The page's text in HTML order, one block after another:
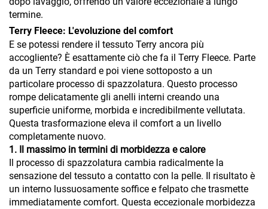
termine.
Terry Fleece: L'evoluzione del comfort
E se potessi rendere il tessuto Terry ancora più
accogliente? È esattamente ciò che fa il Terry Fleece. Parte
da un Terry standard e poi viene sottoposto a un
particolare processo di spazzolatura. Questo processo
rompe delicatamente gli anelli interni creando una
superficie uniforme, morbida e incredibilmente vellutata.
Questa trasformazione eleva il comfort a un livello
completamente nuovo.
1. Il massimo in termini di morbidezza e calore
Il processo di spazzolatura cambia radicalmente la
sensazione del tessuto a contatto con la pelle. Il risultato è
un interno lussuosamente soffice e felpato che trasmette
immediatamente comfort. Questa eccezionale morbidezza